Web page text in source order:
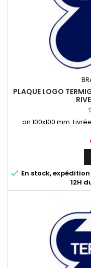
PLAQUE LOGO
on 100x100 mm.
 En stock,
12H